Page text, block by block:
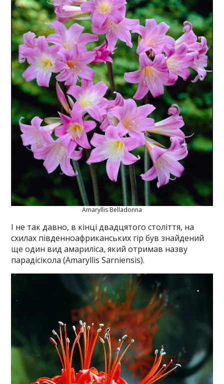
Amaryllis Belladonna
І не так давно, в кінці двадцятого століття, на
схилах південноафриканських гір був знайдений
ще один вид амариліса, який отримав назву
парадісікола (Amaryllis Sarniensis).